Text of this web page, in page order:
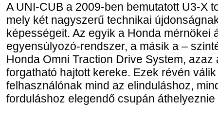
A UNI-CUB a 2009-ben bemutatott U3-X
mely két nagyszerű technikai
képességeit. Az egyik a Honda mérnökei
egyensúlyozó-rendszer, a másik a –
Honda Omni Traction Drive System,
forgatható hajtott kereke. Ezek révén
felhasználónak mind az elinduláshoz,
forduláshoz elegendő csupán